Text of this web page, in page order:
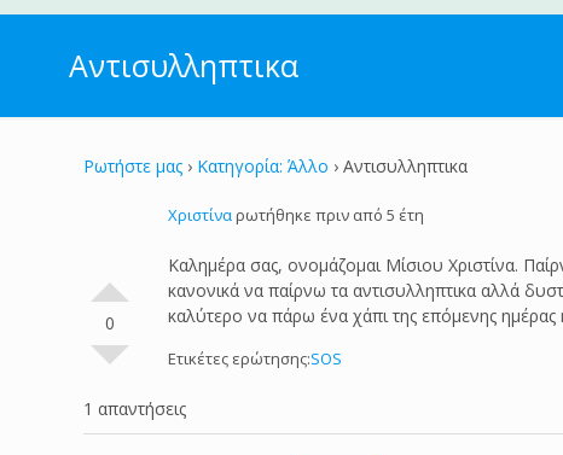
Αντισυλληπτικα
Ρωτήστε μας › Κατηγορία: Άλλο ›Αντισυλληπτικα
0
Χριστίναρωτήθηκε πριν από 5 έτη
Καλημέρα σας, ονομάζομαι Μίσιου Χριστίνα.
κανονικά να παίρνω τα αντισυλληπτικα αλλά
καλύτερο να πάρω ένα χάπι της επόμενης
Ετικέτες ερώτησης:SOS
1 απαντήσεις